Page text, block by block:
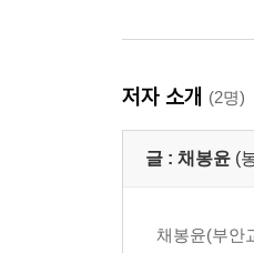
저자 소개 (2명)
글 : 채봉윤 (
채봉윤(부안